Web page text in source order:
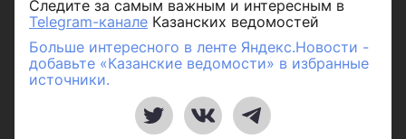
Следите за самым важным и интересным в
Telegram-канале Казанских ведомостей
Больше интересного в ленте Яндекс.Новости -
добавьте «Казанские ведомости» в избранные
источники.